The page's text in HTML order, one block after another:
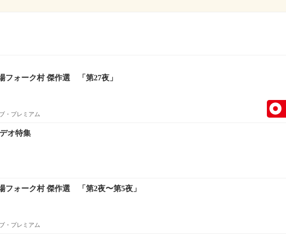
フォーク村 傑作選 「第27夜」
・プレミアム
オ特集
フォーク村 傑作選 「第2夜〜第5夜」
・プレミアム